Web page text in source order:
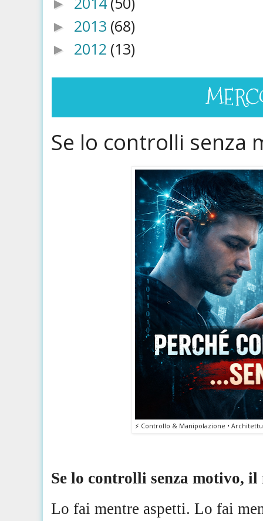
►
► 2013 (68)
► 2012 (13)
Se lo controlli senza
⚡️ Controllo & Manipolazione •
Se lo controlli senza motivo,
Lo fai mentre aspetti. Lo fai